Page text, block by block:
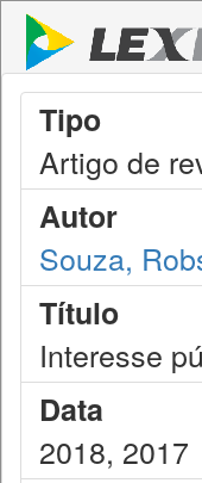
Tipo
Artigo de
Autor
Souza,
Título
Interesse
Data
2018, 2017